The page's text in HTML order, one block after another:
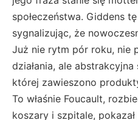
społeczeństwa. Giddens
sygnalizując, że
Już nie rytm pór roku, nie
działania, ale
której zawieszono
To właśnie Foucault,
koszary i szpitale,